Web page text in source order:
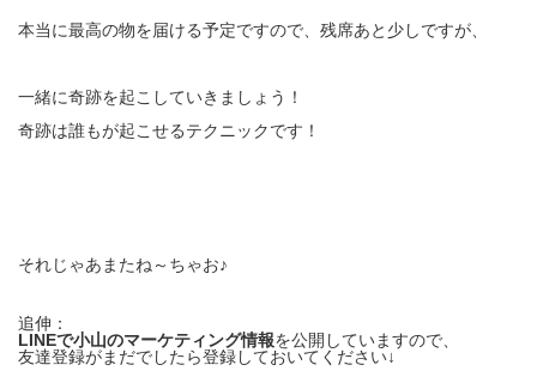
本当に最高の物を届ける予定ですので、残席あと少しですが、
一緒に奇跡を起こしていきましょう！
奇跡は誰もが起こせるテクニックです！
それじゃあまたね～ちゃお♪
追伸：
LINEで小山のマーケティング情報を公開していますので、
友達登録がまだでしたら登録しておいてください↓